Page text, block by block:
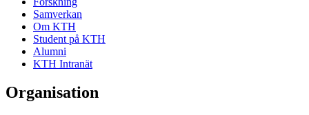
Samverkan
Om KTH
Student på KTH
Alumni
KTH Intranät
Organisation